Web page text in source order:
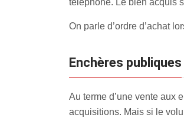
téléphone. Le bien acquis
On parle d’ordre d’achat
Enchères
Au terme d’une vente aux
acquisitions. Mais si le